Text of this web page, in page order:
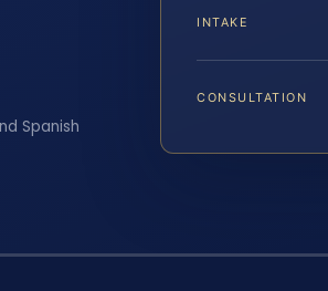
Spanish
INTAKE
CONSULTATION